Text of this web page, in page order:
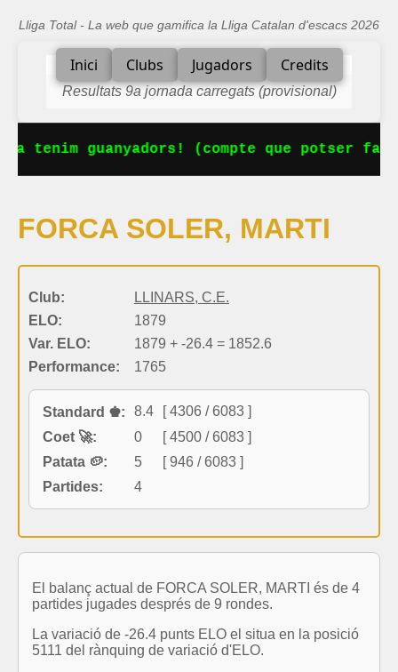
Lliga Total - La web que gamifica la Lliga Catalan d'escacs 2026
Inici Clubs Jugadors Credits
Resultats 9a jornada carregats (provisional)
tenim guanyadors! (compte que potser
FORCA SOLER, MARTI
Club:
LLINARS, C.E.
ELO:
1879
Var. ELO:
1879 + -26.4 = 1852.6
Performance:
1765
Standard ♚: 8.4
[ 4306 / 6083 ]
Coet 🚀:
0
[ 4500 / 6083 ]
Patata 🥔:
5
[ 946 / 6083 ]
Partides:
4
El balanç actual de FORCA SOLER, MARTI és de 4
partides jugades després de 9 rondes.
La variació de -26.4 punts ELO el situa en la posició
5111 del rànquing de variació d'ELO.